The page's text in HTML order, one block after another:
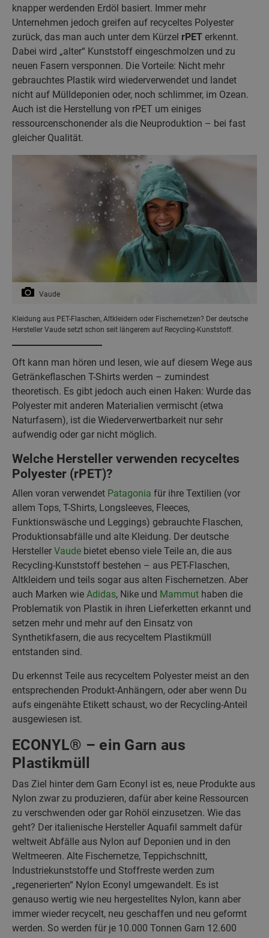
knapper werdenden Erdöl basiert. Immer mehr
Unternehmen jedoch greifen auf recyceltes Polyester
zurück, das man auch unter dem Kürzel rPET erkennt.
Dabei wird „alter“ Kunststoff eingeschmolzen und zu
neuen Fasern versponnen. Die Vorteile: Nicht mehr
gebrauchtes Plastik wird wiederverwendet und landet
nicht auf Mülldeponien oder, noch schlimmer, im Ozean.
Auch ist die Herstellung von rPET um einiges
ressourcenschonender als die Neuproduktion – bei fast
gleicher Qualität.
Vaude
Kleidung aus PET-Flaschen, Altkleidern oder Fischernetzen? Der deutsche
Hersteller Vaude setzt schon seit längerem auf Recycling-Kunststoff.
Oft kann man hören und lesen, wie auf diesem Wege aus
Getränkeflaschen T-Shirts werden – zumindest
theoretisch. Es gibt jedoch auch einen Haken: Wurde das
Polyester mit anderen Materialien vermischt (etwa
Naturfasern), ist die Wiederverwertbarkeit nur sehr
aufwendig oder gar nicht möglich.
Welche Hersteller verwenden recyceltes
Polyester (rPET)?
Allen voran verwendet Patagonia für ihre Textilien (vor
allem Tops, T-Shirts, Longsleeves, Fleeces,
Funktionswäsche und Leggings) gebrauchte Flaschen,
Produktionsabfälle und alte Kleidung. Der deutsche
Hersteller Vaude bietet ebenso viele Teile an, die aus
Recycling-Kunststoff bestehen – aus PET-Flaschen,
Altkleidern und teils sogar aus alten Fischernetzen. Aber
auch Marken wie Adidas, Nike und Mammut haben die
Problematik von Plastik in ihren Lieferketten erkannt und
setzen mehr und mehr auf den Einsatz von
Synthetikfasern, die aus recyceltem Plastikmüll
entstanden sind.
Du erkennst Teile aus recyceltem Polyester meist an den
entsprechenden Produkt-Anhängern, oder aber wenn Du
aufs eingenähte Etikett schaust, wo der Recycling-Anteil
ausgewiesen ist.
ECONYL® – ein Garn aus
Plastikmüll
Das Ziel hinter dem Garn Econyl ist es, neue Produkte aus
Nylon zwar zu produzieren, dafür aber keine Ressourcen
zu verschwenden oder gar Rohöl einzusetzen. Wie das
geht? Der italienische Hersteller Aquafil sammelt dafür
weltweit Abfälle aus Nylon auf Deponien und in den
Weltmeeren. Alte Fischernetze, Teppichschnitt,
Industriekunststoffe und Stoffreste werden zum
„regenerierten“ Nylon Econyl umgewandelt. Es ist
genauso wertig wie neu hergestelltes Nylon, kann aber
immer wieder recycelt, neu geschaffen und neu geformt
werden. So werden für je 10.000 Tonnen Garn 12.600